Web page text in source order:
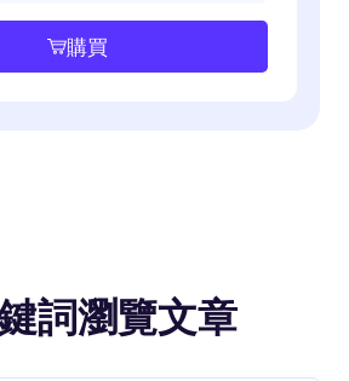
購買
詞瀏覽文章